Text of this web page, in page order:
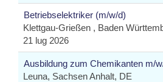
Betriebselektriker (m/w/d)
Klettgau-Grießen , Baden
21 lug 2026
Ausbildung zum Chemikanten m/
Leuna, Sachsen Anhalt, DE